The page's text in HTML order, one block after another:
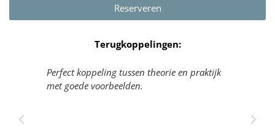
Reserveren
Terugkoppelingen:
Perfect koppeling tussen theorie en praktijk
met goede voorbeelden.